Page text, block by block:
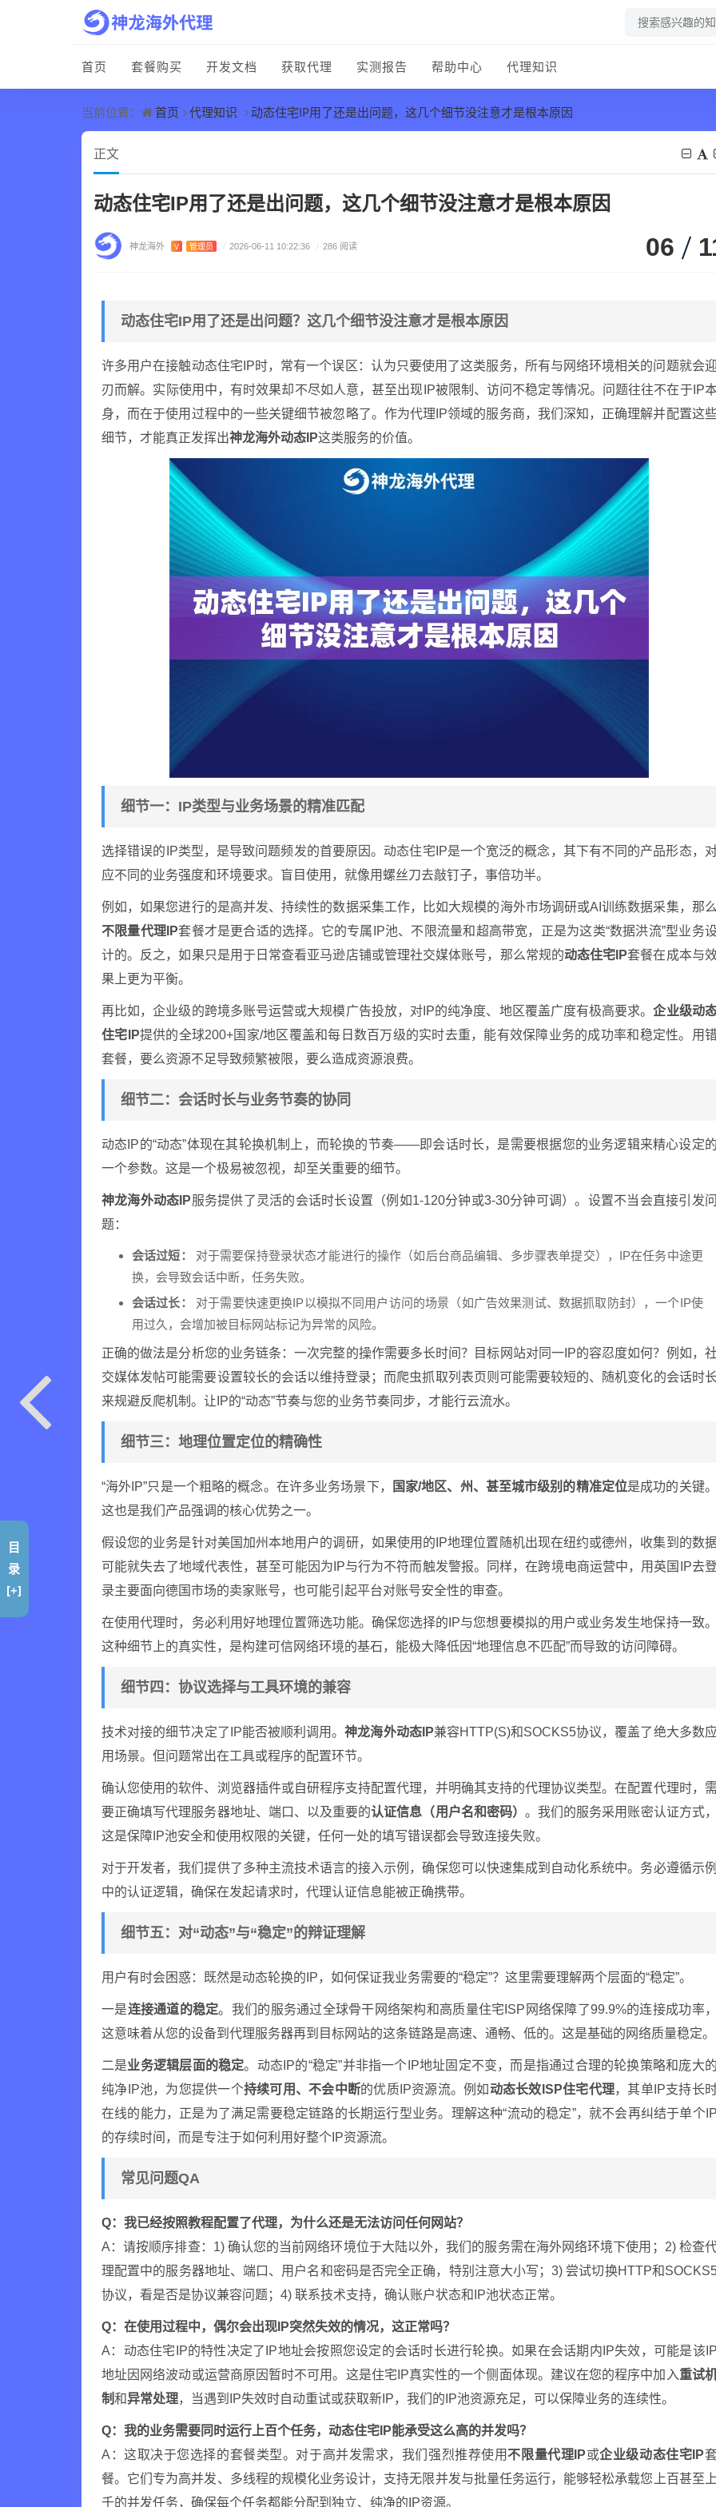
首页 套餐购买 开发文档 获取代理 实测报告 帮助中心 代理知识
当前位置： 首页 代理知识 动态住宅IP用了还是出问题，这几个细节没注意才是根本原因
正文
动态住宅IP用了还是出问题，这几个细节没注意才是根本原因
神龙海外 V 管理员 / 2026-06-11 10:22:36 / 286 阅读 06
动态住宅IP用了还是出问题？这几个细节没注意才是根本原因
许多用户在接触动态住宅IP时，常有一个误区：认为只要使用了这类服务，所有与网络环境相关的问题就会迎
刃而解。实际使用中，有时效果却不尽如人意，甚至出现IP被限制、访问不稳定等情况。问题往往不在于IP
身，而在于使用过程中的一些关键细节被忽略了。作为代理IP领域的服务商，我们深知，正确理解并配置这
细节，才能真正发挥出神龙海外动态IP这类服务的价值。
细节一：IP类型与业务场景的精准匹配
选择错误的IP类型，是导致问题频发的首要原因。动态住宅IP是一个宽泛的概念，其下有不同的产品形态，
应不同的业务强度和环境要求。盲目使用，就像用螺丝刀去敲钉子，事倍功半。
例如，如果您进行的是高并发、持续性的数据采集工作，比如大规模的海外市场调研或AI训练数据采集，那么
不限量代理IP套餐才是更合适的选择。它的专属IP池、不限流量和超高带宽，正是为这类“数据洪流”型业务
计的。反之，如果只是用于日常查看亚马逊店铺或管理社交媒体账号，那么常规的动态住宅IP套餐在成本与
果上更为平衡。
再比如，企业级的跨境多账号运营或大规模广告投放，对IP的纯净度、地区覆盖广度有极高要求。企业级动
住宅IP提供的全球200+国家/地区覆盖和每日数百万级的实时去重，能有效保障业务的成功率和稳定性。用
套餐，要么资源不足导致频繁被限，要么造成资源浪费。
细节二：会话时长与业务节奏的协同
动态IP的“动态”体现在其轮换机制上，而轮换的节奏——即会话时长，是需要根据您的业务逻辑来精心设定的
一个参数。这是一个极易被忽视，却至关重要的细节。
神龙海外动态IP服务提供了灵活的会话时长设置（例如1-120分钟或3-30分钟可调）。设置不当会直接引发问
题：
会话过短：
对于需要保持登录状态才能进行的操作（如后台商品编辑、多步骤表单提交），IP在任务中途更
换，会导致会话中断，任务失败。
会话过长：
对于需要快速更换IP以模拟不同用户访问的场景（如广告效果测试、数据抓取防封），一个IP使
用过久，会增加被目标网站标记为异常的风险。
正确的做法是分析您的业务链条：一次完整的操作需要多长时间？目标网站对同一IP的容忍度如何？例如，社
交媒体发帖可能需要设置较长的会话以维持登录；而爬虫抓取列表页则可能需要较短的、随机变化的会话时长
来规避反爬机制。让IP的“动态”节奏与您的业务节奏同步，才能行云流水。
细节三：地理位置定位的精确性
“海外IP”只是一个粗略的概念。在许多业务场景下， 国家/地区、州、甚至城市级别的精准定位是成功的关键。
这也是我们产品强调的核心优势之一。
假设您的业务是针对美国加州本地用户的调研，如果使用的IP地理位置随机出现在纽约或德州，收集到的数
可能就失去了地域代表性，甚至可能因为IP与行为不符而触发警报。同样，在跨境电商运营中，用英国IP去
录主要面向德国市场的卖家账号，也可能引起平台对账号安全性的审查。
在使用代理时，务必利用好地理位置筛选功能。确保您选择的IP与您想要模拟的用户或业务发生地保持一致。
这种细节上的真实性，是构建可信网络环境的基石，能极大降低因“地理信息不匹配”而导致的访问障碍。
细节四：协议选择与工具环境的兼容
技术对接的细节决定了IP能否被顺利调用。神龙海外动态IP兼容HTTP(S)和SOCKS5协议，覆盖了绝大多数应
用场景。但问题常出在工具或程序的配置环节。
确认您使用的软件、浏览器插件或自研程序支持配置代理，并明确其支持的代理协议类型。在配置代理时，需
要正确填写代理服务器地址、端口、以及重要的认证信息（用户名和密码） 。我们的服务采用账密认证方式，
这是保障IP池安全和使用权限的关键，任何一处的填写错误都会导致连接失败。
对于开发者，我们提供了多种主流技术语言的接入示例，确保您可以快速集成到自动化系统中。务必遵循示例
中的认证逻辑，确保在发起请求时，代理认证信息能被正确携带。
细节五：对“动态”与“稳定”的辩证理解
用户有时会困惑：既然是动态轮换的IP，如何保证我业务需要的“稳定”？这里需要理解两个层面的“稳定”。
一是连接通道的稳定。我们的服务通过全球骨干网络架构和高质量住宅ISP网络保障了99.9%的连接成功率，
这意味着从您的设备到代理服务器再到目标网站的这条链路是高速、通畅、低的。这是基础的网络质量稳定。
二是业务逻辑层面的稳定。动态IP的“稳定”并非指一个IP地址固定不变，而是指通过合理的轮换策略和庞大的
纯净IP池，为您提供一个持续可用、不会中断的优质IP资源流。例如动态长效ISP住宅代理，其单IP支持长
在线的能力，正是为了满足需要稳定链路的长期运行型业务。理解这种“流动的稳定”，就不会再纠结于单个IP
的存续时间，而是专注于如何利用好整个IP资源流。
常见问题QA
Q：我已经按照教程配置了代理，为什么还是无法访问任何网站？
A：请按顺序排查：1) 确认您的当前网络环境位于大陆以外，我们的服务需在海外网络环境下使用；2) 检查
理配置中的服务器地址、端口、用户名和密码是否完全正确，特别注意大小写；3) 尝试切换HTTP和
协议，看是否是协议兼容问题；4) 联系技术支持，确认账户状态和IP池状态正常。
Q：在使用过程中，偶尔会出现IP突然失效的情况，这正常吗？
A：动态住宅IP的特性决定了IP地址会按照您设定的会话时长进行轮换。如果在会话期内IP失效，可能是该IP
地址因网络波动或运营商原因暂时不可用。这是住宅IP真实性的一个侧面体现。建议在您的程序中加入重试
制和异常处理，当遇到IP失效时自动重试或获取新IP，我们的IP池资源充足，可以保障业务的连续性。
Q：我的业务需要同时运行上百个任务，动态住宅IP能承受这么高的并发吗？
A：这取决于您选择的套餐类型。对于高并发需求，我们强烈推荐使用不限量代理IP或企业级动态住宅IP
餐。它们专为高并发、多线程的规模化业务设计，支持无限并发与批量任务运行，能够轻松承载您上百甚至上
千的并发任务，确保每个任务都能分配到独立、纯净的IP资源。
目
录
[+]